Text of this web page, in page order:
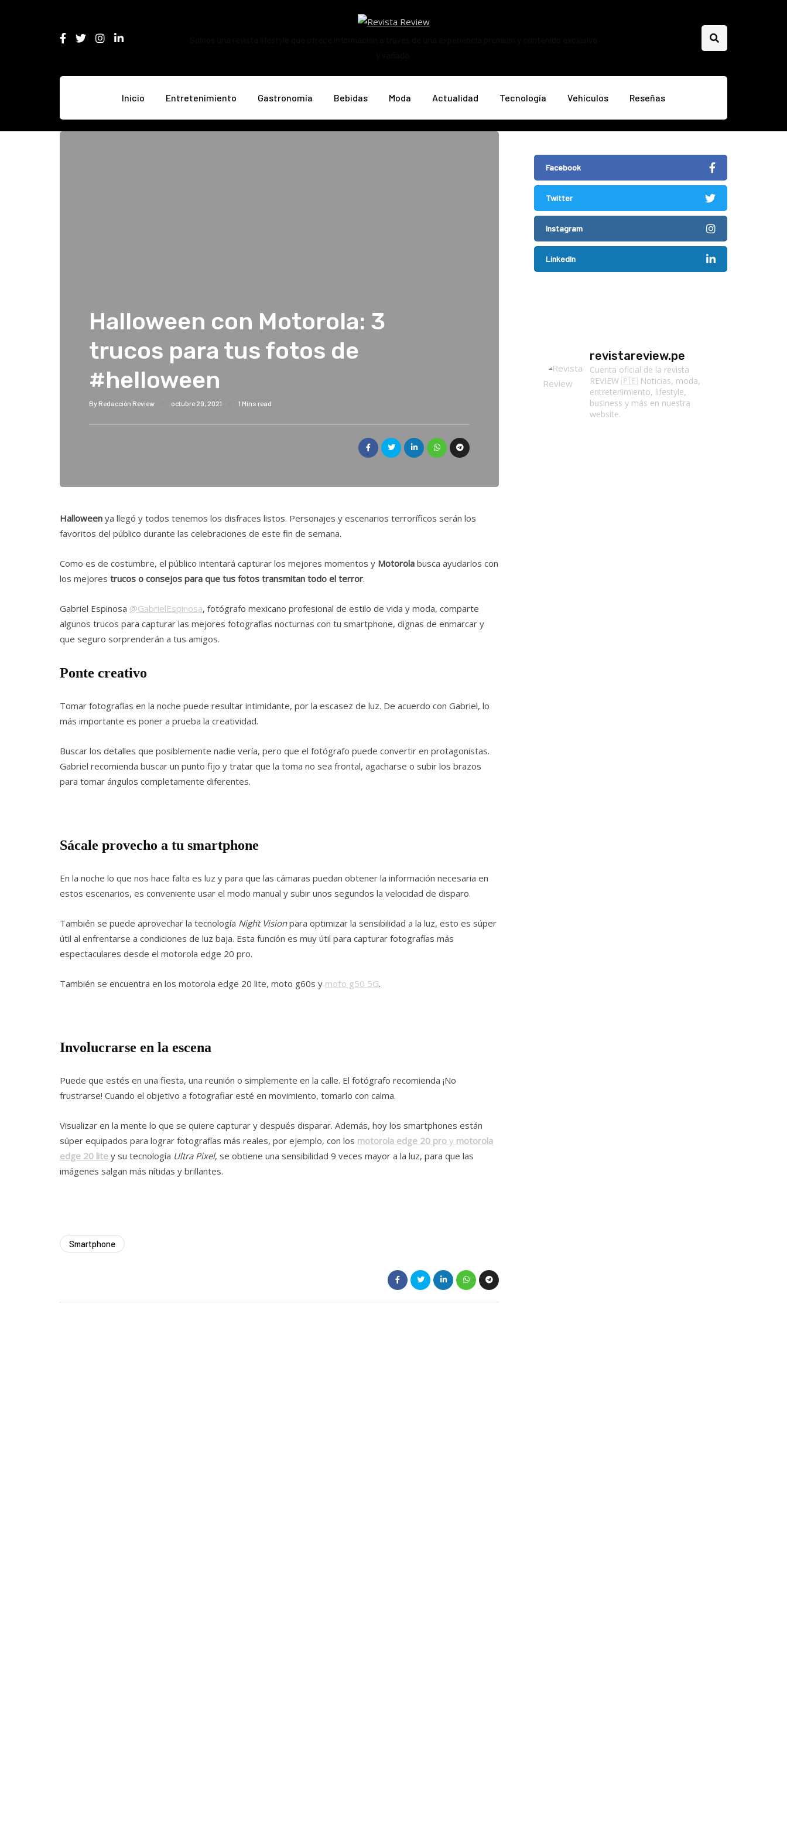
Inicio Entretenimiento Gastronomía Bebidas Moda Actualidad Tecnología Vehículos Reseñas
Halloween con Motorola: 3
trucos para tus fotos de
#helloween
By Redacción Review octubre 29, 2021 1 Mins read
Halloween ya llegó y todos tenemos los disfraces listos. Personajes y escenarios terroríficos serán los
favoritos del público durante las celebraciones de este fin de semana.
Como es de costumbre, el público intentará capturar los mejores momentos y Motorola busca ayudarlos con
los mejores trucos o consejos para que tus fotos transmitan todo el terror.
Gabriel Espinosa @GabrielEspinosa, fotógrafo mexicano profesional de estilo de vida y moda, comparte
algunos trucos para capturar las mejores fotografías nocturnas con tu smartphone, dignas de enmarcar y
que seguro sorprenderán a tus amigos.
Ponte creativo
Tomar fotografías en la noche puede resultar intimidante, por la escasez de luz. De acuerdo con Gabriel, lo
más importante es poner a prueba la creatividad.
Buscar los detalles que posiblemente nadie vería, pero que el fotógrafo puede convertir en protagonistas.
Gabriel recomienda buscar un punto fijo y tratar que la toma no sea frontal, agacharse o subir los brazos
para tomar ángulos completamente diferentes.
Sácale provecho a tu smartphone
En la noche lo que nos hace falta es luz y para que las cámaras puedan obtener la información necesaria en
estos escenarios, es conveniente usar el modo manual y subir unos segundos la velocidad de disparo.
También se puede aprovechar la tecnología Night Visionpara optimizar la sensibilidad a la luz, esto es súper
útil al enfrentarse a condiciones de luz baja. Esta función es muy útil para capturar fotografías más
espectaculares desde el motorola edge 20 pro.
También se encuentra en los motorola edge 20 lite, moto g60s y moto g50 5G.
Involucrarse en la escena
Puede que estés en una fiesta, una reunión o simplemente en la calle. El fotógrafo recomienda ¡No
frustrarse! Cuando el objetivo a fotografiar esté en movimiento, tomarlo con calma.
Visualizar en la mente lo que se quiere capturar y después disparar. Además, hoy los smartphones están
súper equipados para lograr fotografías más reales, por ejemplo, con los motorola edge 20 pro y motorola
edge 20 lite y su tecnología Ultra Pixel, se obtiene una sensibilidad 9 veces mayor a la luz, para que las
imágenes salgan más nítidas y brillantes.
Smartphone
Facebook
Twitter
Instagram
LinkedIn
revistareview.pe
Cuenta oficial de la revista
REVIEW 🇵🇪 Noticias, moda,
entretenimiento, lifestyle,
business y más en nuestra
website.